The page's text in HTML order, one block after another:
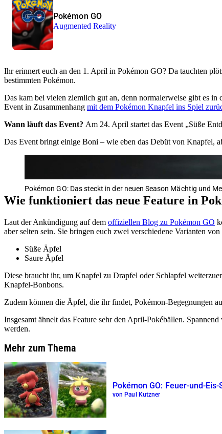
Pokémon GO
Augmented Reality
Ihr erinnert euch an den 1. April in Pokémon GO? Da tauchten
bestimmten Pokémon.
Das kam bei vielen ziemlich gut an, denn normalerweise gibt es
Event in Zusammenhang mit dem Pokémon Knapfel ins Spiel
Wann läuft das Event? Am 24. April startet das Event „Süße
Das Event bringt einige Boni – wie eben das Debüt von Knapfel,
Pokémon GO: Das steckt in der neuen Season Mächtig und
Wie funktioniert das neue Feature in
Laut der Ankündigung auf dem offiziellen Blog zu Pokémon GO
aber selten sein. Sie bringen euch zwei verschiedene Varianten
Süße Äpfel
Saure Äpfel
Diese braucht ihr, um Knapfel zu Drapfel oder Schlapfel
Knapfel-Bonbons.
Zudem können die Äpfel, die ihr findet, Pokémon-Begegnungen
Insgesamt ähnelt das Feature sehr den April-Pokébällen.
werden.
Mehr zum Thema
Pokémon GO: Feuer-und-
von Paul Kutzner